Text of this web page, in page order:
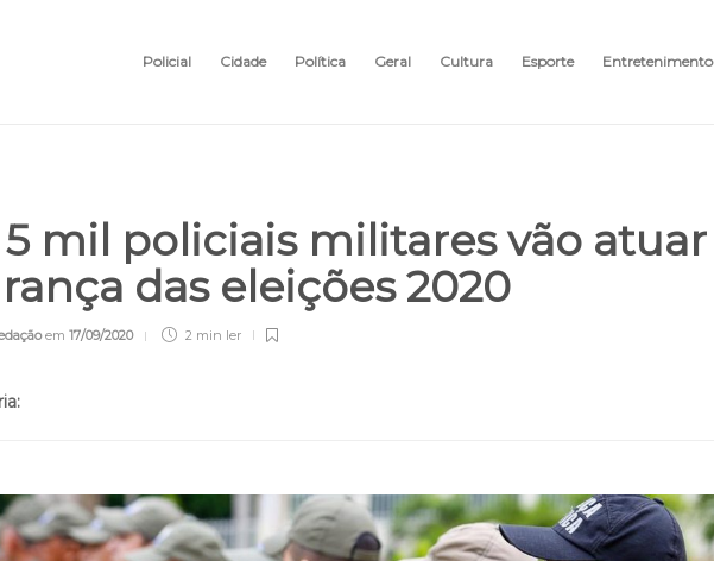
Policial Cidade Política Geral Cultura Esporte Entretenimento
5 mil policiais militares vão atuar
das eleições 2020
em 17/09/2020 2 min ler